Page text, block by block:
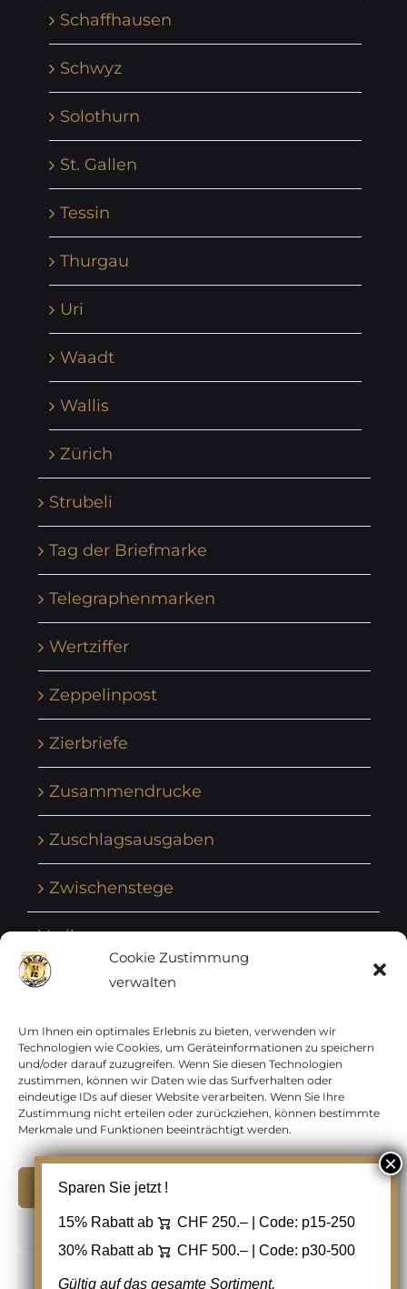
Cookie Zustimmung
verwalten
Um Ihnen ein optimales Erlebnis zu bieten, verwenden wir
Technologien wie Cookies, um Geräteinformationen zu speichern
und/oder darauf zuzugreifen. Wenn Sie diesen Technologien
zustimmen, können wir Daten wie das Surfverhalten oder
eindeutige IDs auf dieser Website verarbeiten. Wenn Sie Ihre
Zustimmung nicht erteilen oder zurückziehen, können bestimmte
Merkmale und Funktionen beeinträchtigt werden.
Ablehnen
Schaffhausen
Schwyz
Solothurn
St. Gallen
Tessin
Thurgau
Uri
Waadt
Wallis
Zürich
Strubeli
Tag der Briefmarke
Telegraphenmarken
Wertziffer
Zeppelinpost
Zierbriefe
Zusammendrucke
Zuschlagsausgaben
Zwischenstege
Vatikan
Vereinte Nationen
Vorphilatelie
Zensurbelege Österreich
Zensurbelege Schweiz
Copyright 2012 - 2024 URAY GmbH | All Rights
Reserved |
PCI Data Security Standards |
Sparen Sie jetzt !
15% Rabatt ab CHF 250.– | Code: p15-250
30% Rabatt ab
CHF 500.– | Code: p30-500
Gültig auf das gesamte Sortiment,